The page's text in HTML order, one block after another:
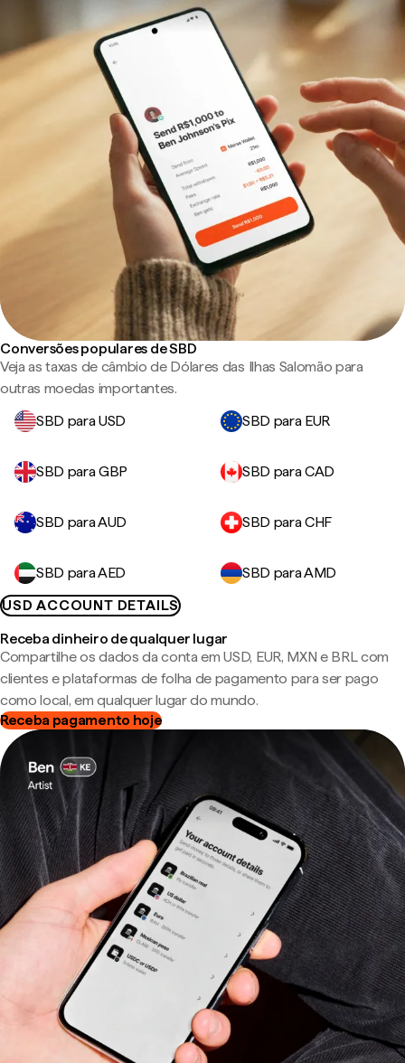
Conversões populares de SBD
Veja as taxas de câmbio de Dólares das Ilhas Salomão para
outras moedas importantes.
SBD para USD
SBD para EUR
SBD para GBP SBD para CAD
SBD para AUD SBD para CHF
SBD para AED
SBD para AMD
USD ACCOUNT DETAILS
Receba dinheiro de qualquer lugar
Compartilhe os dados da conta em USD, EUR, MXN e BRL com
clientes e plataformas de folha de pagamento para ser pago
como local, em qualquer lugar do mundo.
Receba pagamento hoje